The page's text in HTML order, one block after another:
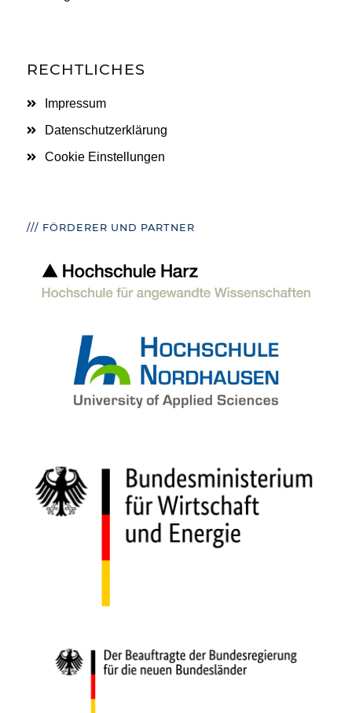
RECHTLICHES
Impressum
Datenschutzerklärung
Cookie Einstellungen
/// FÖRDERER UND PARTNER